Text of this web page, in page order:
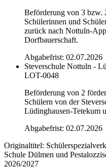
Beförderung von 3 bzw.
Schülerinnen und
zurück nach Nottuln-
Dorfbauerschaft.
Abgabefrist: 02.07.2026
Steverschule Nottuln -
LOT-0048
Beförderung von 2
Schülern von der
Lüdinghausen-Tetekum
Abgabefrist: 02.07.2026
Originaltitel:
Schule Dülmen und
2026/2027